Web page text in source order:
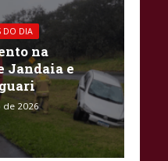
DO DIA
na
Jandaia e
de 2026